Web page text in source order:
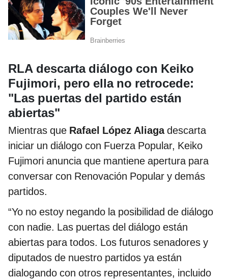
RLA descarta diálogo con Keiko
Fujimori, pero ella no retrocede:
"Las puertas del partido están
abiertas"
Mientras que Rafael López Aliagadescarta
iniciar un diálogo con Fuerza Popular, Keiko
Fujimori anuncia que mantiene apertura para
conversar con Renovación Popular y demás
partidos.
“Yo no estoy negando la posibilidad de diálogo
con nadie. Las puertas del diálogo están
abiertas para todos. Los futuros senadores y
diputados de nuestro partidos ya están
dialogando con otros representantes, incluido